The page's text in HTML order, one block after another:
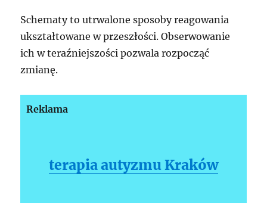
Schematy to utrwalone sposoby reagowania
ukształtowane w przeszłości. Obserwowanie
ich w teraźniejszości pozwala rozpocząć
zmianę.
Reklama
terapia autyzmu Kraków